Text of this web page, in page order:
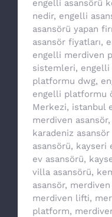
engelli asansörü
nedir, engelli
asansörü yapan
asansör fiyatları,
engelli merdiven
sistemleri,
platformu dwg,
engelli platformu
Merkezi, istanbul
merdiven asansör,
karadeniz asansör
asansörü, kayseri
ev asansörü,
villa asansörü,
asansör,
merdiven lifti,
platform,